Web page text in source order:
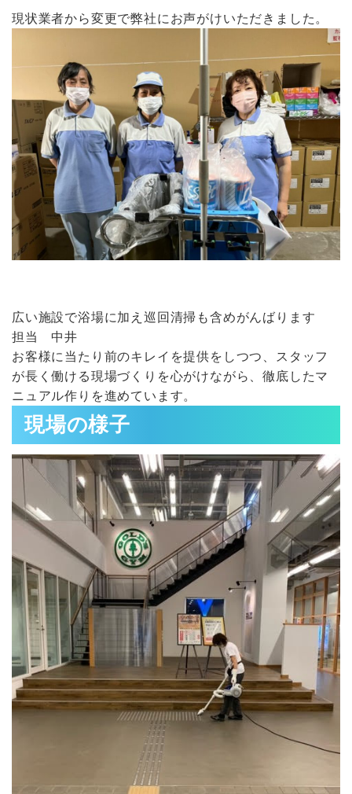
現状業者から変更で弊社にお声がけいただきました。
広い施設で浴場に加え巡回清掃も含めがんばります
担当 中井
お客様に当たり前のキレイを提供をしつつ、スタッフ
が長く働ける現場づくりを心がけながら、徹底したマ
ニュアル作りを進めています。
現場の様子